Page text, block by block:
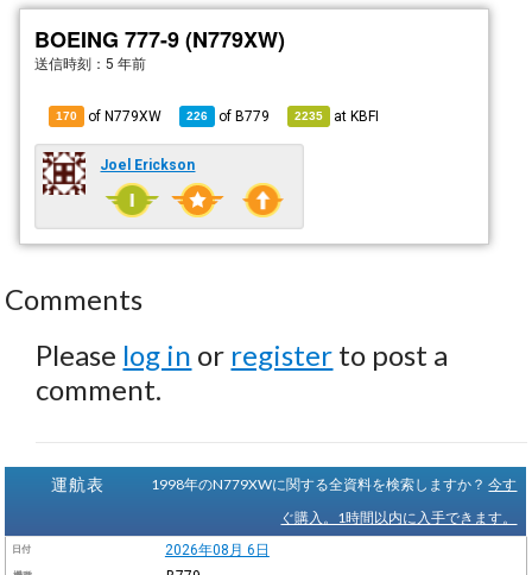
BOEING 777-9 (N779XW)
送信時刻：5 年前
170 of N779XW 226 ofB779 2235 atKBFI
Joel Erickson
Comments
Please log in or register to post a
comment.
運航表 1998年のN779XWに関する全資料を検索しますか？今す
ぐ購入。1時間以内に入手できます。
日付 2026年08月 6日